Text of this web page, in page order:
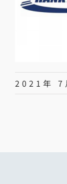
2021年 7